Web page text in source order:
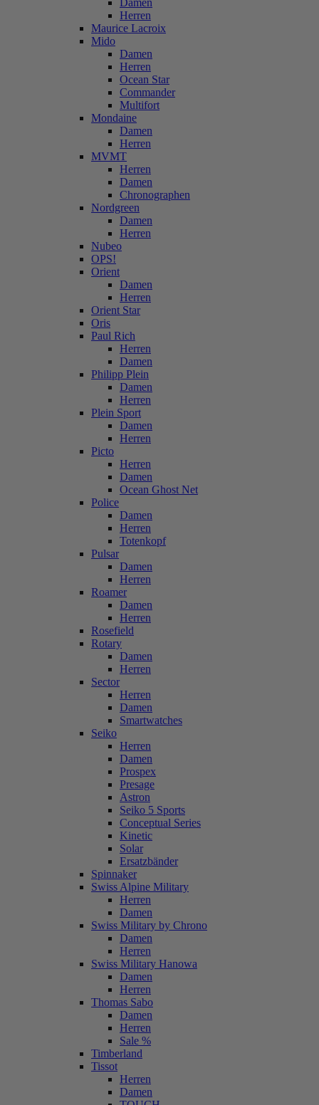
Damen
Herren
Maurice Lacroix
Mido
Damen
Herren
Ocean Star
Commander
Multifort
Mondaine
Damen
Herren
MVMT
Herren
Damen
Chronographen
Nordgreen
Damen
Herren
Nubeo
OPS!
Orient
Damen
Herren
Orient Star
Oris
Paul Rich
Herren
Damen
Philipp Plein
Damen
Herren
Plein Sport
Damen
Herren
Picto
Herren
Damen
Ocean Ghost Net
Police
Damen
Herren
Totenkopf
Pulsar
Damen
Herren
Roamer
Damen
Herren
Rosefield
Rotary
Damen
Herren
Sector
Herren
Damen
Smartwatches
Seiko
Herren
Damen
Prospex
Presage
Astron
Seiko 5 Sports
Conceptual Series
Kinetic
Solar
Ersatzbänder
Spinnaker
Swiss Alpine Military
Herren
Damen
Swiss Military by Chrono
Damen
Herren
Swiss Military Hanowa
Damen
Herren
Thomas Sabo
Damen
Herren
Sale %
Timberland
Tissot
Herren
Damen